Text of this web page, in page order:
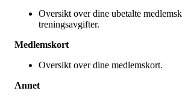
Oversikt over dine ubetalte
Medlemskort
Oversikt over dine
Annet